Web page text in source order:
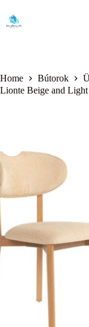
content
Home Bútorok
Lionte Beige and Light